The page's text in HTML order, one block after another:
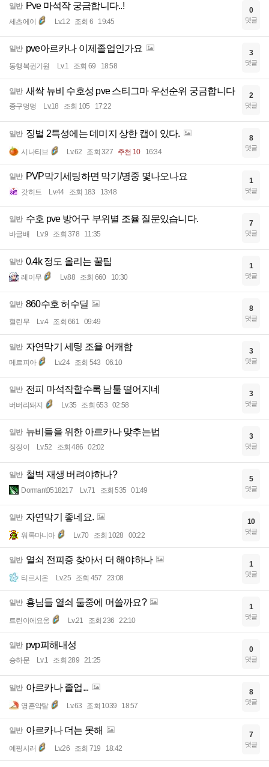
일반 Pve 마석작 궁금합니다..!
세츠에이 Lv.12 조회 6 19:45
0
댓글
일반 pve아르카나 이제졸업인가요
동행복권기원 Lv.1 조회 69 18:58
3
댓글
일반 새싹 뉴비 수호성 pve 스티그마 우선순위 궁금합니다
종구멍멍 Lv.18 조회 105 17:22
2
댓글
일반 징벌 2특성에는 데미지 상한 캡이 있다.
시나티브 Lv.62 조회 327 추천 10 16:34
8
댓글
일반 PVP막기세팅하면 막기/명중 몇나오나요
갓히트 Lv.44 조회 183 13:48
1
댓글
일반 수호 pve 방어구 부위별 조율 질문있습니다.
바글배 Lv.9 조회 378 11:35
7
댓글
일반 0.4k 정도 올리는 꿀팁
레이무 Lv.88 조회 660 10:30
1
댓글
일반 860수호 허수딜
혈린무 Lv.4 조회 661 09:49
8
댓글
일반 자연막기 세팅 조율 어캐함
메르피아 Lv.24 조회 543 06:10
3
댓글
일반 전피 마석작할수록 남툴 떨어지네
버버리돼지 Lv.35 조회 653 02:58
3
댓글
일반 뉴비들을 위한 아르카나 맞추는법
징징이 Lv.52 조회 486 02:02
3
댓글
일반 철벽 재생 버려야하나?
Dormant0518217 Lv.71 조회 535 01:49
5
댓글
일반 자연막기 좋네요.
워록마니아 Lv.70 조회 1028 00:22
10
댓글
일반 열쇠 전피증 찾아서 더 해야하나
티르시온 Lv.25 조회 457 23:08
1
댓글
일반 횽님들 열쇠 둘중에 머쓸까요?
트린이에요옹 Lv.21 조회 236 22:10
1
댓글
일반 pvp피해내성
숑하문 Lv.1 조회 289 21:25
0
댓글
일반 아르카나 졸업...
영혼약탈 Lv.63 조회 1039 18:57
8
댓글
일반 아르카나 더는 못해
예핑시러 Lv.26 조회 719 18:42
7
댓글